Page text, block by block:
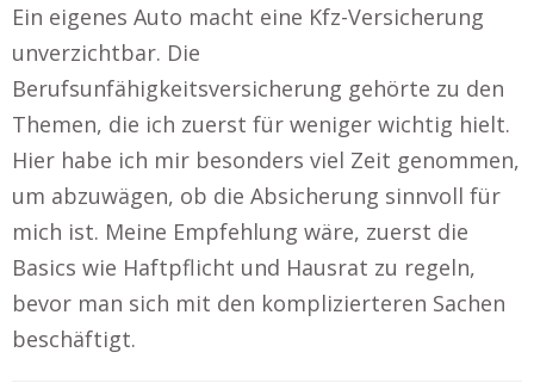
Ein eigenes Auto macht eine Kfz-Versicherung
unverzichtbar. Die
Berufsunfähigkeitsversicherung gehörte zu den
Themen, die ich zuerst für weniger wichtig hielt.
Hier habe ich mir besonders viel Zeit genommen,
um abzuwägen, ob die Absicherung sinnvoll für
mich ist. Meine Empfehlung wäre, zuerst die
Basics wie Haftpflicht und Hausrat zu regeln,
bevor man sich mit den komplizierteren Sachen
beschäftigt.